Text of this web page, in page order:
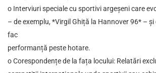
o Interviuri speciale cu sportivi argeșeni care
– de exemplu, *Virgil Ghiță la Hannover 96* –
fac
performanță peste hotare.
o Corespondențe de la fața locului: Relatări